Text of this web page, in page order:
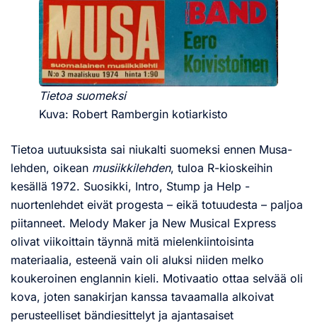
Tietoa suomeksi
Kuva: Robert Rambergin kotiarkisto
Tietoa uutuuksista sai niukalti suomeksi ennen Musa-
lehden, oikean musiikkilehden, tuloa R-kioskeihin
kesällä 1972. Suosikki, Intro, Stump ja Help -
nuortenlehdet eivät progesta – eikä totuudesta – paljoa
piitanneet. Melody Maker ja New Musical Express
olivat viikoittain täynnä mitä mielenkiintoisinta
materiaalia, esteenä vain oli aluksi niiden melko
koukeroinen englannin kieli. Motivaatio ottaa selvää oli
kova, joten sanakirjan kanssa tavaamalla alkoivat
perusteelliset bändiesittelyt ja ajantasaiset